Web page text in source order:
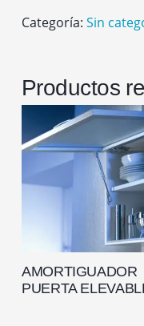
Categoría: Sin
Productos
AMORTIGUADOR
PUERTA